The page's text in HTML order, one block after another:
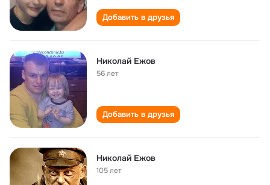
Добавить в друзья
Николай Ежов
56 лет
Добавить в друзья
Николай Ежов
105 лет